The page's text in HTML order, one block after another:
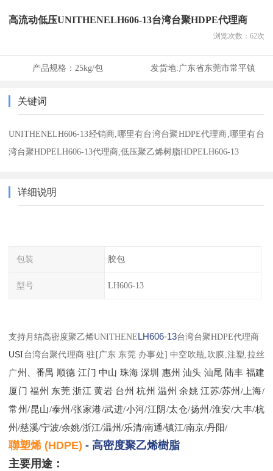
高流动低压UNITHENELH606-13台湾台聚HDPE代理商
浏览次数： 62次
产品规格： 25kg/包 发货地:广东省东莞市常平镇
关键词
UNITHENELH606-13经销商,哪里有台湾台聚HDPE代理商,哪里有台
湾台聚HDPELH606-13代理商,低压聚乙烯树脂HDPELH606-13
详细说明
包装 胶包
型号 LH606-13
支持月结高密度聚乙烯UNITHENELH606-13台湾台聚HDPE代理商
USI 台湾台聚代理商 驻 [广东 东莞 办事处] 中空吹瓶, 吹膜,注塑,拉丝
广州、番禺 顺德 江门 中山 珠海 深圳 惠州 汕头 汕尾 陆丰 福建
厦门 福州 东莞 浙江 黄岩 台州 杭州 温州 余姚 江苏/苏州/上海/
常州/昆山/泰州/张家港/武进/小河/江阴/太仓/扬州/淮安/大丰/杭
州/慈溪/宁波/余姚/浙江/温州/乐清/南通/镇江/南京/丹阳/
聯塑烯(HDPE) -高密度聚乙烯樹脂
主要用途：